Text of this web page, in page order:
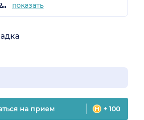
+7 (383) 242-72-53 показать
на прием + 100